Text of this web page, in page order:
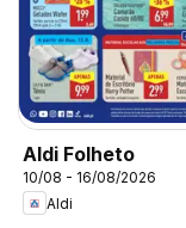
Aldi Folheto
10/08 - 16/08/2026
Aldi